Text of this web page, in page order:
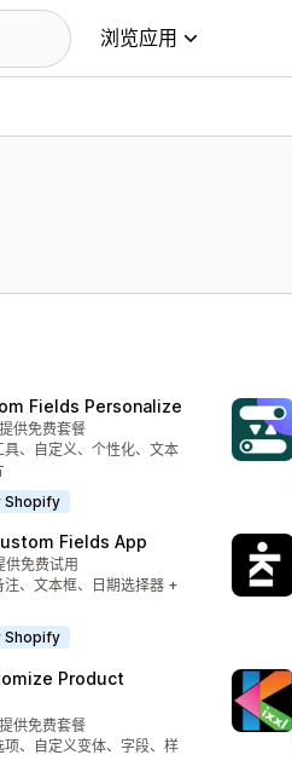
浏览应用
Fields Personalize
星）
论
提供免费套餐
具、自定义、个性化、文本
Shopify
Fields App
星）
供免费试用
注、文本框、日期选择器 +
Shopify
Product
星）
论
提供免费套餐
项、自定义变体、字段、样